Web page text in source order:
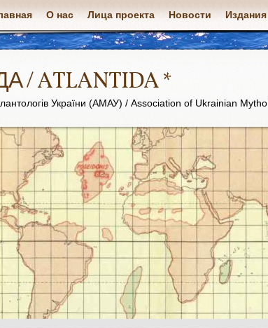
О нас Лица проекта Новости Издания
/ ATLANTIDA *
України (АМАУ) / Association of Ukrainian